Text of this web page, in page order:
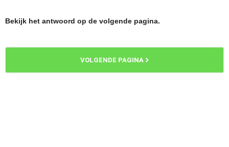
Bekijk het antwoord op de volgende pagina.
VOLGENDE PAGINA